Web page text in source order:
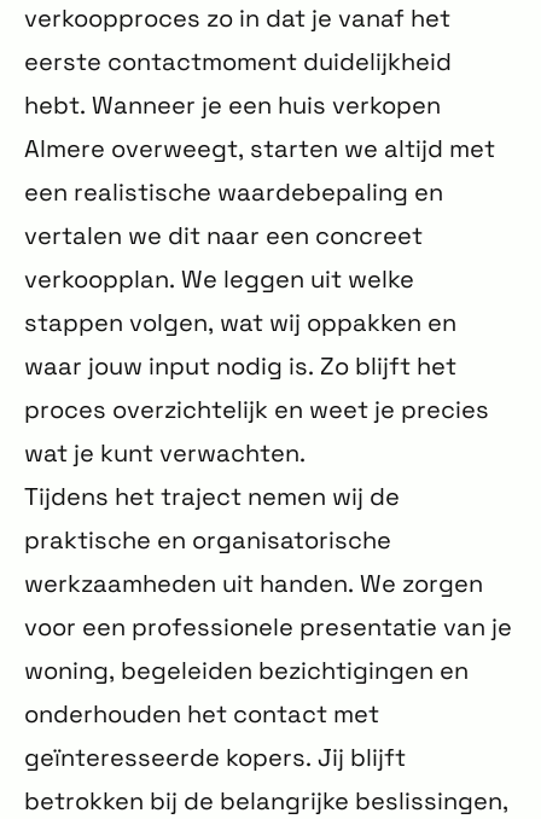
verkoopproces zo in dat je vanaf het
eerste contactmoment duidelijkheid
hebt. Wanneer je een huis verkopen
Almere overweegt, starten we altijd met
een realistische waardebepaling en
vertalen we dit naar een concreet
verkoopplan. We leggen uit welke
stappen volgen, wat wij oppakken en
waar jouw input nodig is. Zo blijft het
proces overzichtelijk en weet je precies
wat je kunt verwachten.
Tijdens het traject nemen wij de
praktische en organisatorische
werkzaamheden uit handen. We zorgen
voor een professionele presentatie van je
woning, begeleiden bezichtigingen en
onderhouden het contact met
geïnteresseerde kopers. Jij blijft
betrokken bij de belangrijke beslissingen,